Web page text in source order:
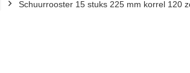
Schuurrooster 15 stuks 225 mm korrel 120